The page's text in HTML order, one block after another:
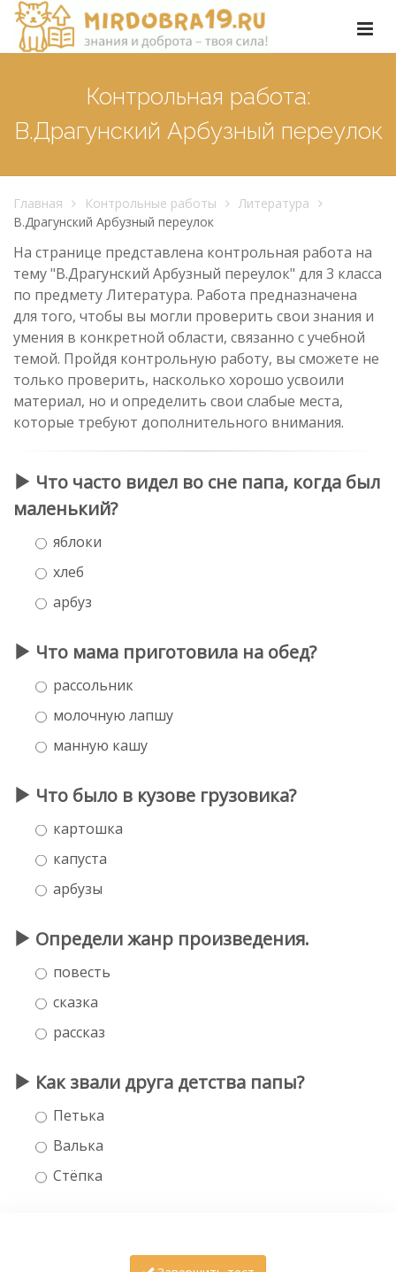
Контрольная работа:
В.Драгунский Арбузный переулок
Главная Контрольные работы
Литература
В.Драгунский Арбузный переулок
На странице представлена контрольная работа на
тему "В.Драгунский Арбузный переулок" для 3 класса
по предмету Литература. Работа предназначена
для того, чтобы вы могли проверить свои знания и
умения в конкретной области, связанно с учебной
темой. Пройдя контрольную работу, вы сможете не
только проверить, насколько хорошо усвоили
материал, но и определить свои слабые места,
которые требуют дополнительного внимания.
Что часто видел во сне папа, когда был
маленький?
яблоки
хлеб
арбуз
Что мама приготовила на обед?
рассольник
молочную лапшу
манную кашу
Что было в кузове грузовика?
картошка
капуста
арбузы
Определи жанр произведения.
повесть
сказка
рассказ
Как звали друга детства папы?
Петька
Валька
Стёпка